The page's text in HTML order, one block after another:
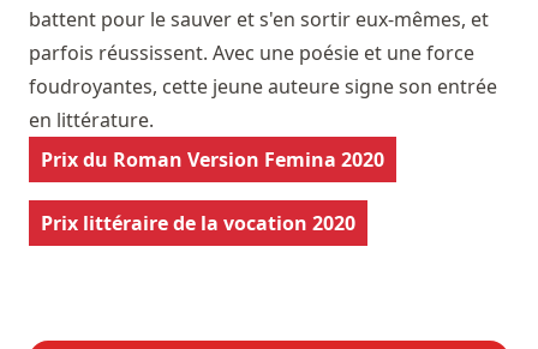
battent pour le sauver et s'en sortir eux-mêmes, et
parfois réussissent. Avec une poésie et une force
foudroyantes, cette jeune auteure signe son entrée
en littérature.
Prix du Roman Version Femina 2020
Prix littéraire de la vocation 2020